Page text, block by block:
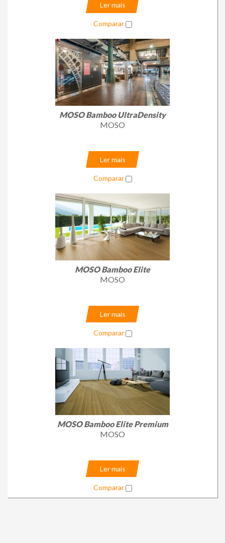
Ler mais
Comparar
MOSO Bamboo UltraDensity
MOSO
Ler mais
Comparar
MOSO Bamboo Elite
MOSO
Ler mais
Comparar
MOSO Bamboo Elite Premium
MOSO
Ler mais
Comparar